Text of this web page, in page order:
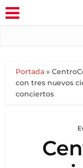
Portada »
con tres nuevos
conciertos